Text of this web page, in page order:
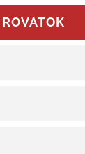
ROVATOK